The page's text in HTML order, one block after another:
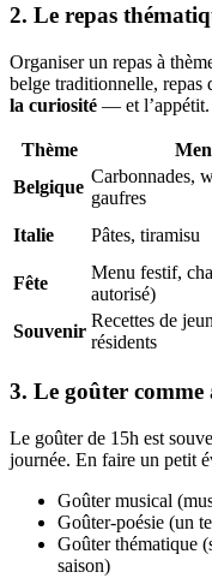
2. Le repas
Organiser un repas à
belge traditionnelle, repas
la curiosité — et l’appétit.
Thème
Belgique
Carbonnades,
gaufres
Italie
Pâtes, tiramisu
Fête
Menu festif,
autorisé)
Souvenir
Recettes de
résidents
3. Le goûter
Le goûter de 15h est
journée. En faire un petit
Goûter musical
Goûter-poésie (un
Goûter thématique
saison)